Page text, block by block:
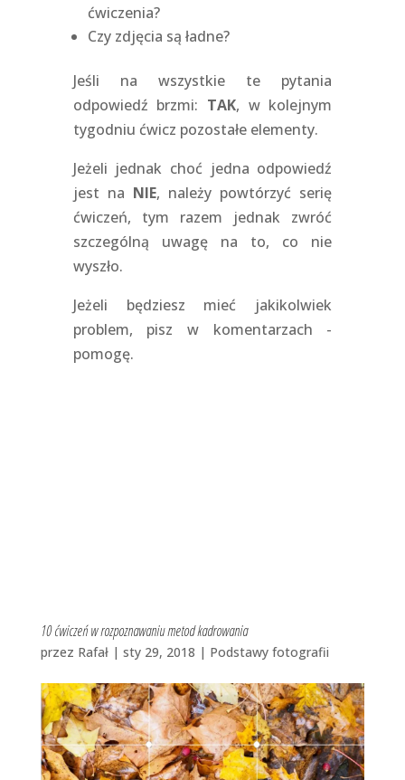
ćwiczenia?
Czy zdjęcia są ładne?
Jeśli na wszystkie te pytania
odpowiedź brzmi: TAK, w kolejnym
tygodniu ćwicz pozostałe elementy.
Jeżeli jednak choć jedna odpowiedź
jest na NIE, należy powtórzyć serię
ćwiczeń, tym razem jednak zwróć
szczególną uwagę na to, co nie
wyszło.
Jeżeli będziesz mieć jakikolwiek
problem, pisz w komentarzach -
pomogę.
10 ćwiczeń w rozpoznawaniu metod kadrowania
przez Rafał| sty 29, 2018 | Podstawy fotografii